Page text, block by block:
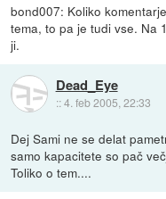
bond007: Koliko
tema, to pa je tudi vse. Na
ji.
Dead_Eye
::4. feb 2005, 22:33
Dej Sami ne se delat
samo kapacitete so pač
Toliko o tem....